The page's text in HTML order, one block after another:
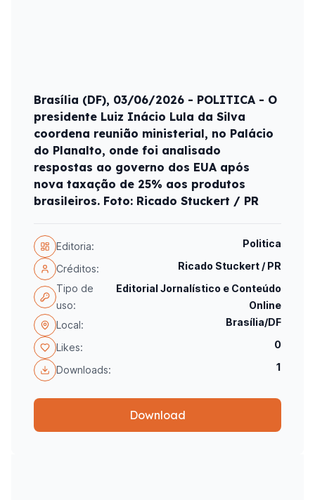
Brasília (DF), 03/06/2026 - POLITICA - O
presidente Luiz Inácio Lula da Silva
coordena reunião ministerial, no Palácio
do Planalto, onde foi analisado
respostas ao governo dos EUA após
nova taxação de 25% aos produtos
brasileiros. Foto: Ricado Stuckert / PR
Editoria: Politica
Créditos:
Ricado Stuckert / PR
Tipo de
uso:
Editorial Jornalístico e Conteúdo
Online
Local:
Brasília/DF
Likes: 0
Downloads: 1
Download